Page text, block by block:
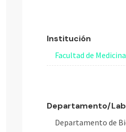
Institución
Facultad de Medicina
Departamento/
Departamento de